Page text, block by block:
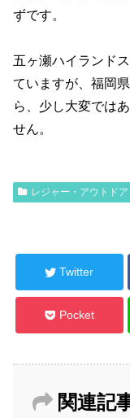
ずです。
五ヶ瀬ハイランド
ていますが、福岡
ら、少し大変では
せん。
レジャー・アウトドア
Twitter
Pocket
関連記